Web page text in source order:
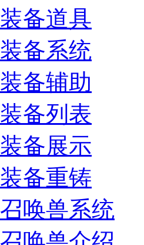
装备道具
装备系统
装备辅助
装备列表
装备展示
装备重铸
召唤兽系统